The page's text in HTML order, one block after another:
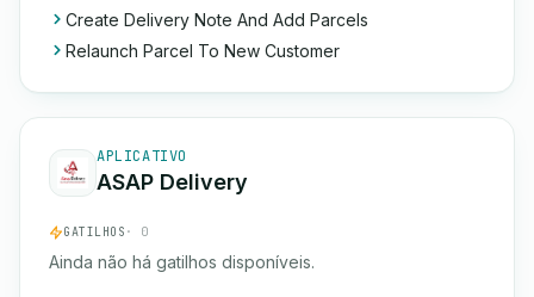
Create Delivery Note And Add Parcels
Relaunch Parcel To New Customer
APLICATIVO
ASAP Delivery
GATILHOS · 0
Ainda não há gatilhos disponíveis.